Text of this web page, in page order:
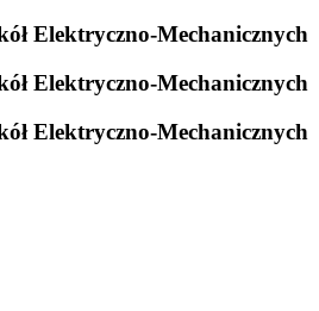
Elektryczno-Mechanicznych
Elektryczno-Mechanicznych
Elektryczno-Mechanicznych